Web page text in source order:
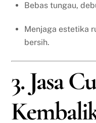
Bebas tungau,
Menjaga estetika
bersih.
3. Jasa